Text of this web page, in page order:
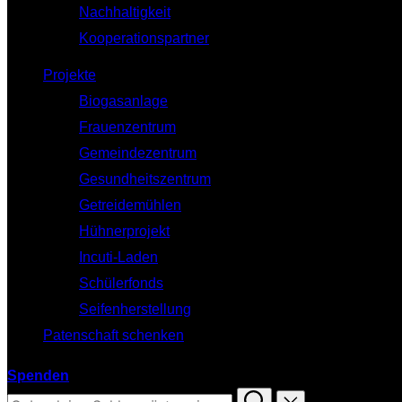
Nachhaltigkeit
Kooperationspartner
Projekte
Biogasanlage
Frauenzentrum
Gemeindezentrum
Gesundheitszentrum
Getreidemühlen
Hühnerprojekt
Incuti-Laden
Schülerfonds
Seifenherstellung
Patenschaft schenken
Spenden